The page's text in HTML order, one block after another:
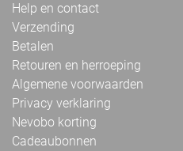
Help en contact
Verzending
Betalen
Retouren en herroeping
Algemene voorwaarden
Privacy verklaring
Nevobo korting
Cadeaubonnen